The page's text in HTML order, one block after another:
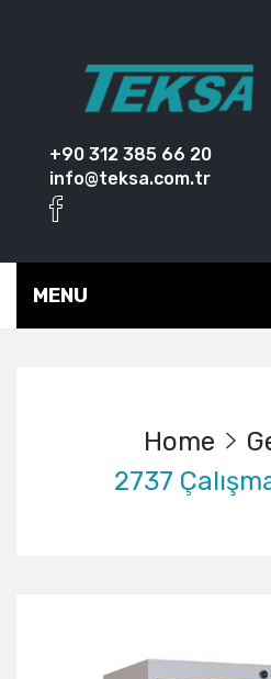
+90 312 385 66 20
info@teksa.com.tr
MENU
Home
2737